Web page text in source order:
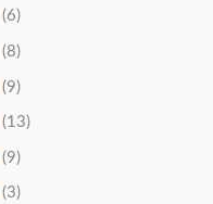
(6)
(8)
(9)
(13)
(9)
(3)